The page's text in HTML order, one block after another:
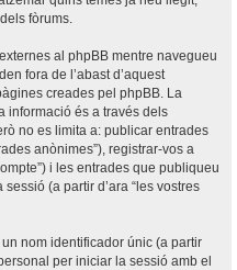
fòrums.
al phpBB mentre navegueu
fora de l’abast d’aquest
creades pel phpBB. La
informació és a través dels
no es limita a: publicar entrades
anònimes”), registrar-vos a
i les entrades que publiqueu
(a partir d’ara “les vostres
nom identificador únic (a partir
per iniciar la sessió amb el